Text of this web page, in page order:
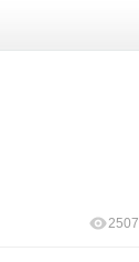
2507